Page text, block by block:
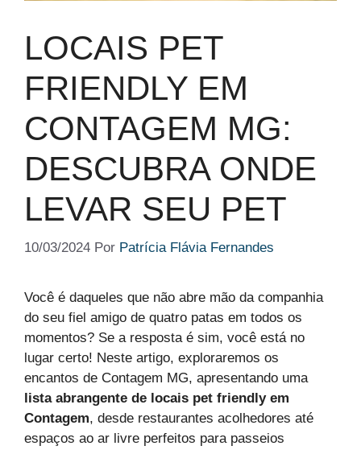
LOCAIS PET
FRIENDLY EM
CONTAGEM MG:
DESCUBRA ONDE
LEVAR SEU PET
10/03/2024 Por Patrícia Flávia Fernandes
Você é daqueles que não abre mão da companhia
do seu fiel amigo de quatro patas em todos os
momentos? Se a resposta é sim, você está no
lugar certo! Neste artigo, exploraremos os
encantos de Contagem MG, apresentando uma
lista abrangente de locais pet friendly em
Contagem, desde restaurantes acolhedores até
espaços ao ar livre perfeitos para passeios